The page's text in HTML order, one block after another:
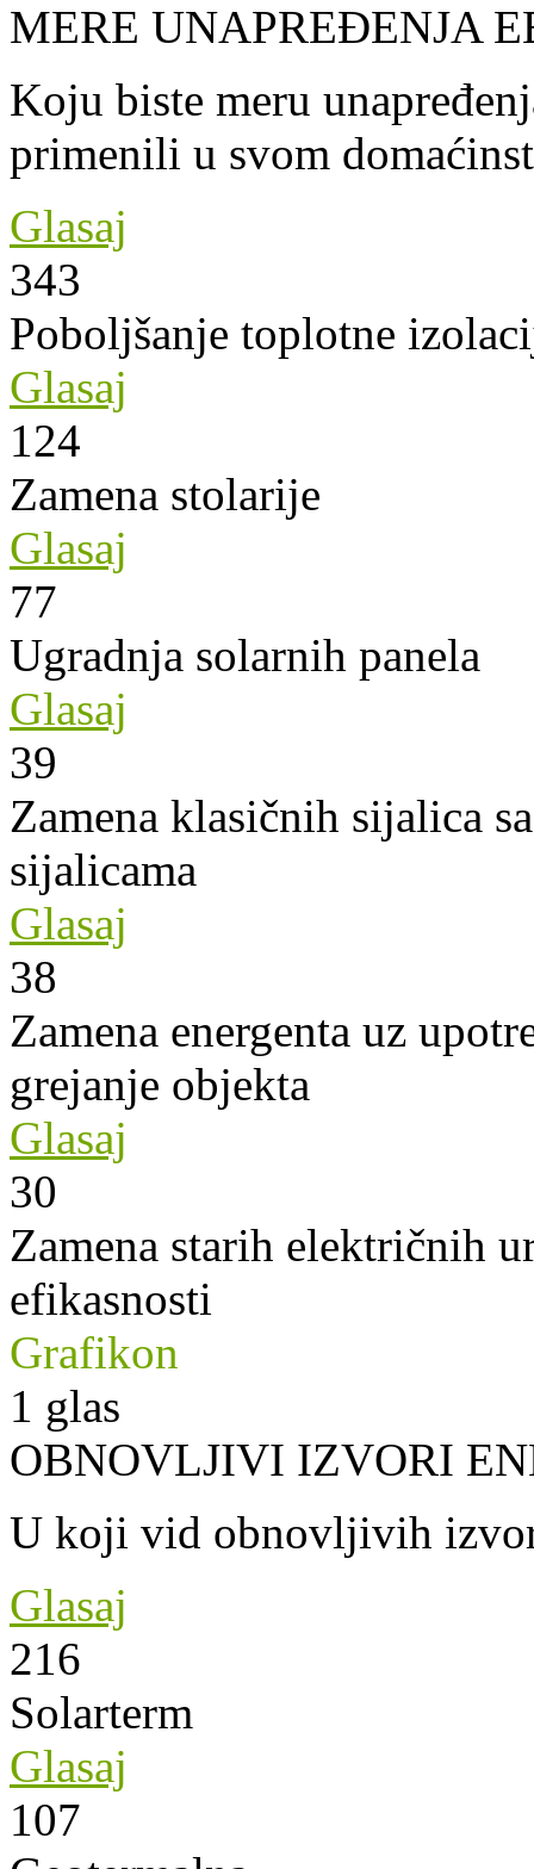
MERE UNAPREĐENJA
Koju biste meru
primenili u svom
Glasaj
343
Poboljšanje toplotne
Glasaj
124
Zamena stolarije
Glasaj
77
Ugradnja solarnih panela
Glasaj
39
Zamena klasičnih sijalica
sijalicama
Glasaj
38
Zamena energenta uz
grejanje objekta
Glasaj
30
Zamena starih električnih
efikasnosti
Grafikon
1 glas
OBNOVLJIVI IZVORI
U koji vid obnovljivih
Glasaj
216
Solarterm
Glasaj
107